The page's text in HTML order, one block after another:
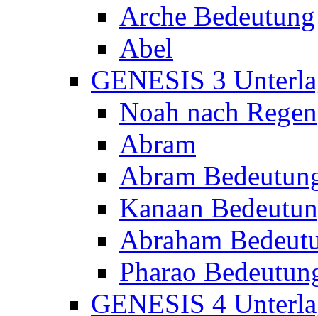
Arche Bedeutung
Abel
GENESIS 3
Noah nach Regen
Abram
Abram
Kanaan
Abraham
Pharao
GENESIS 4